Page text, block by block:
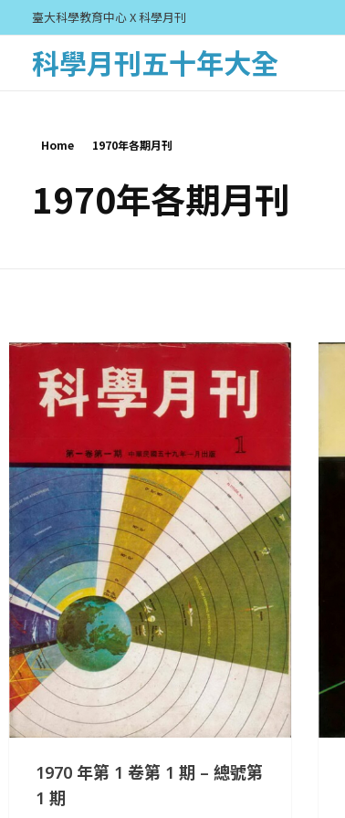
臺大科學教育中心 X 科學月刊
科學月刊五十年大全
Home 1970年各期月刊
1970年各期月刊
1970 年第 1 卷第 1 期 – 總號第
1 期